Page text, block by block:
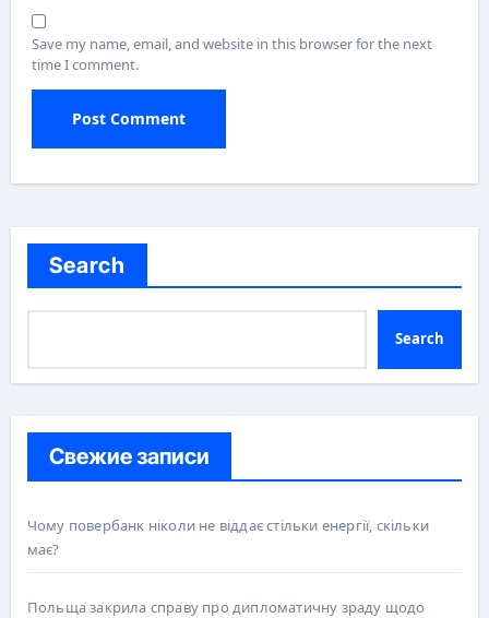
Save my name, email, and website in this browser for the next
time I comment.
Search
Search
Свежие записи
Чому повербанк ніколи не віддає стільки енергії, скільки
має?
Польща закрила справу про дипломатичну зраду щодо